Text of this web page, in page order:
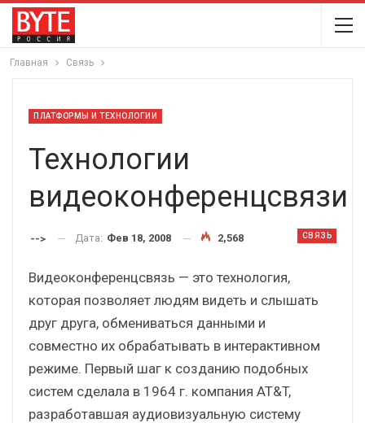
Главная Связь
ПЛАТФОРМЫ И ТЕХНОЛОГИИ
Технологии
видеоконференцсвязи
СВЯЗЬ
--> Дата: Фев 18, 2008 2,568
Видеоконференцсвязь — это технология,
которая позволяет людям видеть и слышать
друг друга, обмениваться данными и
совместно их обрабатывать в интерактивном
режиме. Первый шаг к созданию подобных
систем сделала в 1964 г. компания AT&T,
разработавшая аудиовизуальную систему